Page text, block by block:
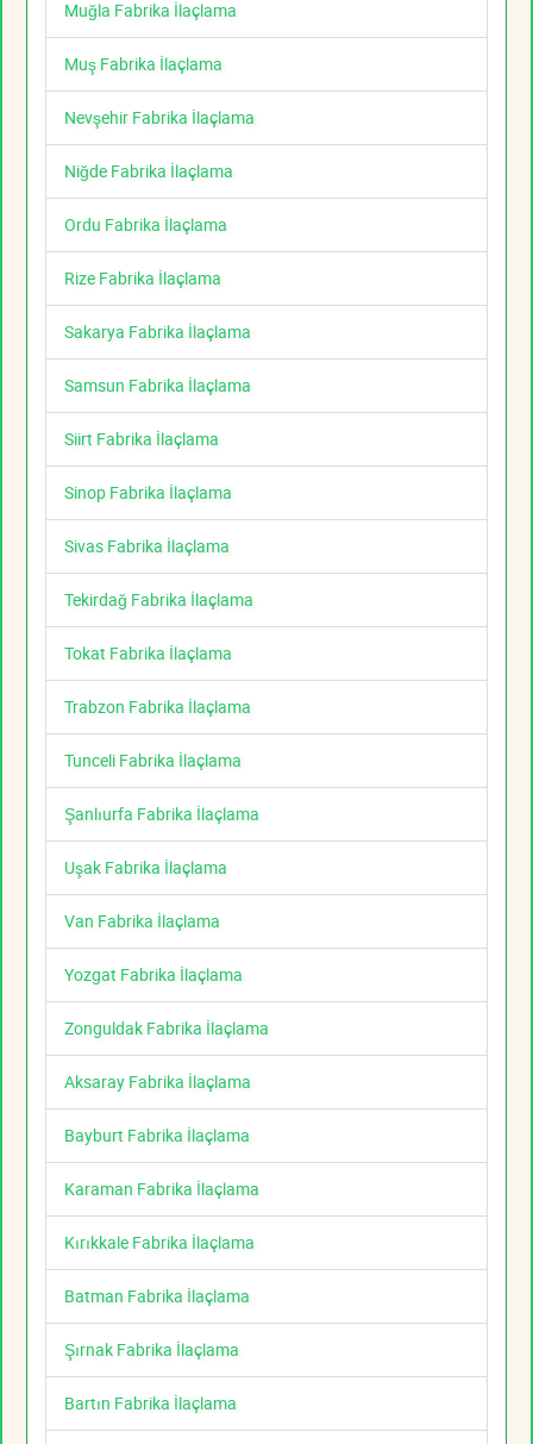
Muğla Fabrika İlaçlama
Muş Fabrika İlaçlama
Nevşehir Fabrika İlaçlama
Niğde Fabrika İlaçlama
Ordu Fabrika İlaçlama
Rize Fabrika İlaçlama
Sakarya Fabrika İlaçlama
Samsun Fabrika İlaçlama
Siirt Fabrika İlaçlama
Sinop Fabrika İlaçlama
Sivas Fabrika İlaçlama
Tekirdağ Fabrika İlaçlama
Tokat Fabrika İlaçlama
Trabzon Fabrika İlaçlama
Tunceli Fabrika İlaçlama
Şanlıurfa Fabrika İlaçlama
Uşak Fabrika İlaçlama
Van Fabrika İlaçlama
Yozgat Fabrika İlaçlama
Zonguldak Fabrika İlaçlama
Aksaray Fabrika İlaçlama
Bayburt Fabrika İlaçlama
Karaman Fabrika İlaçlama
Kırıkkale Fabrika İlaçlama
Batman Fabrika İlaçlama
Şırnak Fabrika İlaçlama
Bartın Fabrika İlaçlama